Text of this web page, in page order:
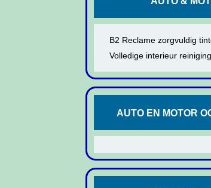
B2 Reclame zorgvuldig
Volledige interieur
AUTO EN MOTOR